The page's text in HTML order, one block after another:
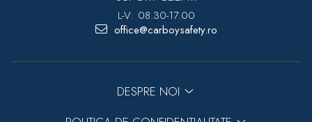
L-V: 08.30-17.00
office@carboysafety.ro
DESPRE NOI